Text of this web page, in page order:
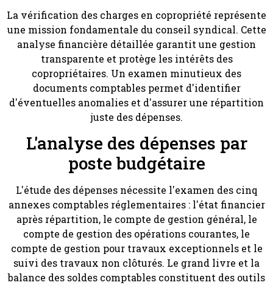
La vérification des charges en copropriété représente
une mission fondamentale du conseil syndical. Cette
analyse financière détaillée garantit une gestion
transparente et protège les intérêts des
copropriétaires. Un examen minutieux des
documents comptables permet d'identifier
d'éventuelles anomalies et d'assurer une répartition
juste des dépenses.
L'analyse des dépenses par
poste budgétaire
L'étude des dépenses nécessite l'examen des cinq
annexes comptables réglementaires : l'état financier
après répartition, le compte de gestion général, le
compte de gestion des opérations courantes, le
compte de gestion pour travaux exceptionnels et le
suivi des travaux non clôturés. Le grand livre et la
balance des soldes comptables constituent des outils